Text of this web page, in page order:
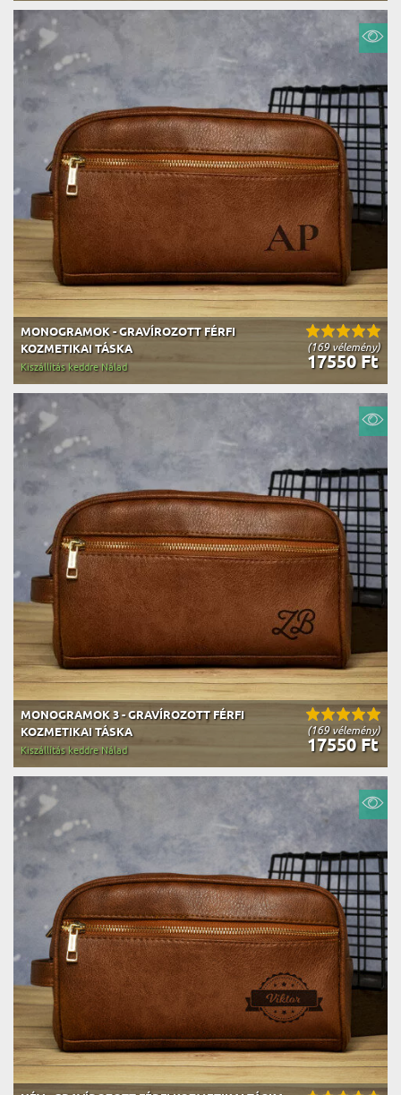
(169 vélemény)
MONOGRAMOK - GRAVÍROZOTT FÉRFI
KOZMETIKAI TÁSKA
17550 Ft
Kiszállítás keddre Nálad
(169 vélemény)
MONOGRAMOK 3 - GRAVÍROZOTT FÉRFI
KOZMETIKAI TÁSKA
17550 Ft
Kiszállítás keddre Nálad